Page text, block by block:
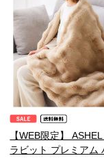
【WEB限定】
ラビット プレミアム